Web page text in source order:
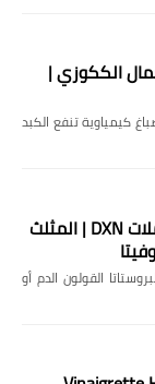
الككوزي |
كيمياوية تنفع الكبد
علاج جميع انواع السرطان بمكملات DXN | المثلث
القولون الدم أو